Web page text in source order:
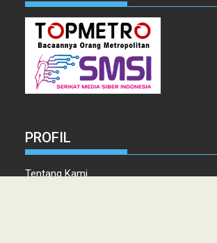
PROFIL
Tentang Kami